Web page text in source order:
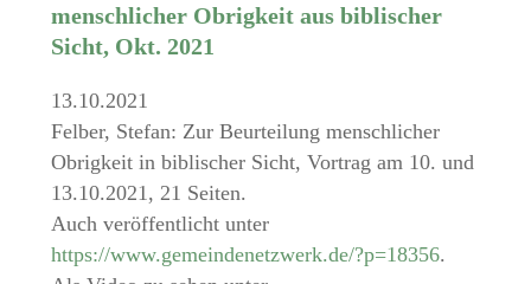
menschlicher Obrigkeit aus biblischer
Sicht, Okt. 2021
13.10.2021
Felber, Stefan: Zur Beurteilung menschlicher
Obrigkeit in biblischer Sicht, Vortrag am 10. und
13.10.2021, 21 Seiten.
Auch veröffentlicht unter
https://www.gemeindenetzwerk.de/?p=18356.